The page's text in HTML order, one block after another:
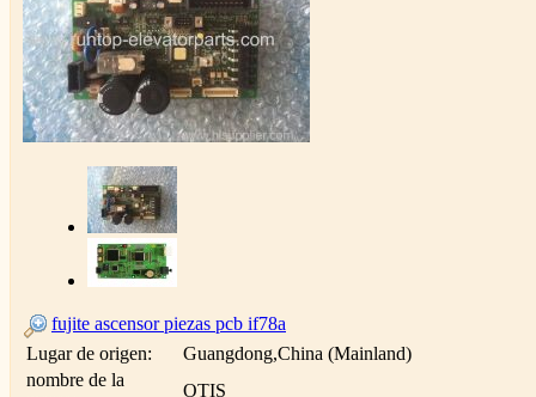
fujite ascensor piezas pcb if78a
Lugar de origen:
Guangdong,China (Mainland)
nombre de la
OTIS